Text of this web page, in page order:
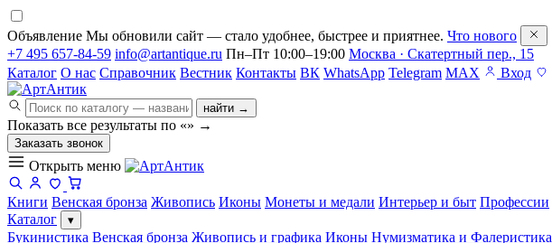
Объявление Мы обновили сайт — стало удобнее, быстрее и приятнее. Что нового
+7 495 657-84-59 info@artantique.ru Пн–Пт 10:00–19:00 Москва · Скатертный пер., 15
Каталог О нас Справочник Вестник Контакты ВК WhatsApp Telegram MAX Вход
найти →
Показать все результаты по «» →
Заказать звонок
Открыть меню
Книги Венская бронза Живопись Иконы Монеты и медали Интерьер и быт Профессии
Каталог
▾
Букинистика Венская бронза Живопись и графика Иконы Нумизматика и Фалеристика